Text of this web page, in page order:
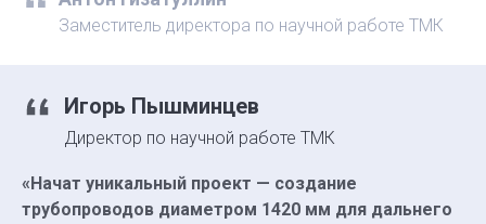
Заместитель директора по научной работе ТМК
«Начат уникальный проект — создание
трубопроводов диаметром 1420 мм для дальнего
Игорь Пышминцев
Директор по научной работе ТМК